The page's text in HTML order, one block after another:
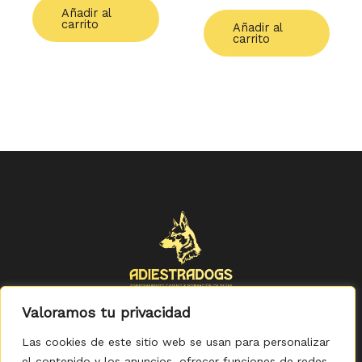
Valoramos tu privacidad
Las cookies de este sitio web se usan para personalizar
Añadir al
carrito Añadir al
carrito